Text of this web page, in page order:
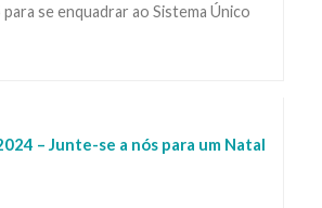
se enquadrar ao Sistema Único
– Junte-se a nós para um Natal